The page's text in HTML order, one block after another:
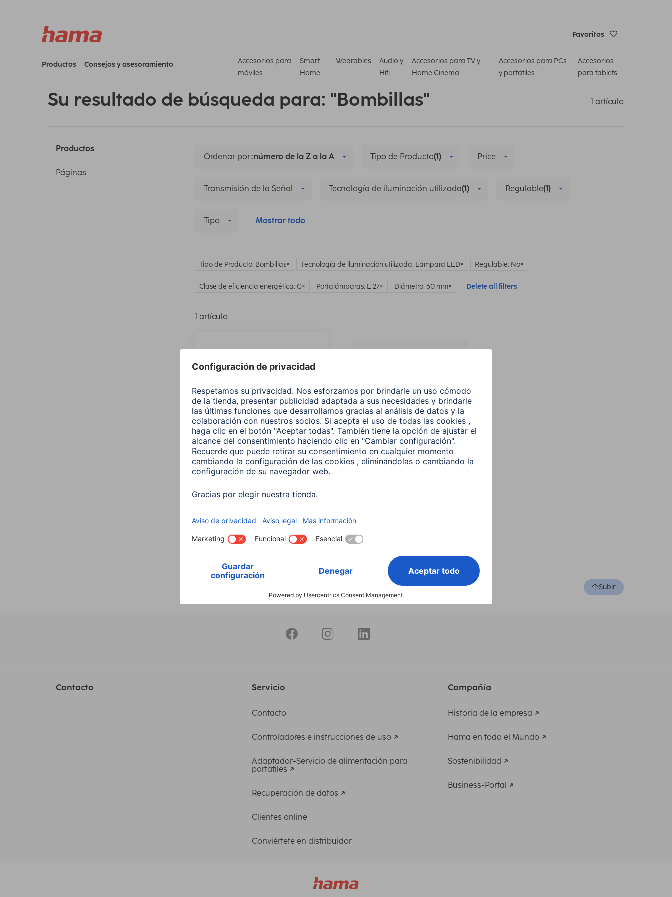
Favoritos
Productos Consejos y asesoramiento
Accesorios para
móviles
Smart
Home
Wearables
Audio y
Hifi
Accesorios para TV y
Home Cinema
Accesorios para PCs
y portátiles
Accesorios
para tablets
Su resultado de búsqueda para: "Bombillas" 1 artículo
Productos
Páginas
Ordenar por::número de la Z a la A Tipo de Producto(1) Price
Transmisión de la Señal Tecnología de iluminación utilizada(1) Regulable(1)
Tipo Mostrar todo
Tipo de Producto: Bombillas Tecnología de iluminación utilizada: Lámpara LED Regulable: No
Clase de eficiencia energética: G Portalámparas: E 27 Diámetro: 60 mm Delete all filters
1 artículo
Hama Bombilla Led Inteligente
9,99 EUR
producto que
buscas?
Buscar entre todos
nuestros
productos
Subir
Contacto Servicio
Contacto
Controladores e instrucciones de uso
Adaptador-Servicio de alimentación para
portátiles
Recuperación de datos
Clientes online
Conviértete en distribuidor
Compañía
Historia de la empresa
Hama en todo el Mundo
Sostenibilidad
Business-Portal